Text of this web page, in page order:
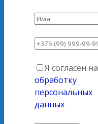
Я согласен на
обработку
персональных
данных